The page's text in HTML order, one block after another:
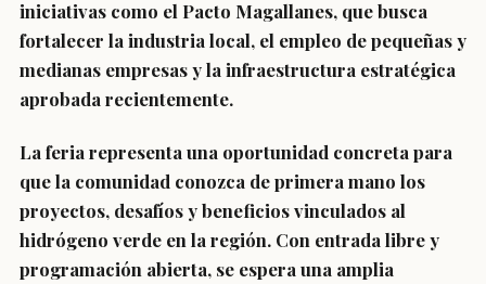
iniciativas como el Pacto Magallanes, que busca
fortalecer la industria local, el empleo de pequeñas y
medianas empresas y la infraestructura estratégica
aprobada recientemente.
La feria representa una oportunidad concreta para
que la comunidad conozca de primera mano los
proyectos, desafíos y beneficios vinculados al
hidrógeno verde en la región. Con entrada libre y
programación abierta, se espera una amplia